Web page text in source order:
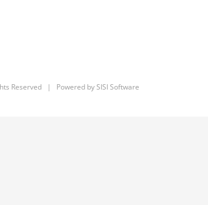
Reserved | Powered bySISI Software